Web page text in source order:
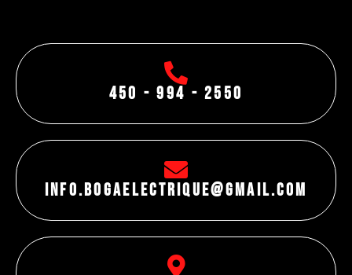
450 - 994 - 2550
info.bogaelectrique@gmail.com